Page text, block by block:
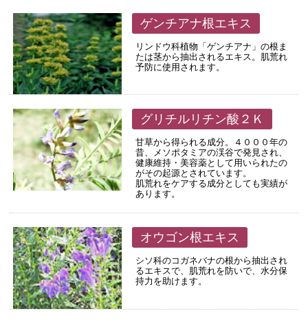
ゲンチアナ根エキス
リンドウ科植物「ゲンチアナ」の根ま
たは茎から抽出されるエキス。肌荒れ
予防に使用されます。
グリチルリチン酸２Ｋ
甘草から得られる成分。４０００年の
昔、メソポタミアの渓谷で発見され、
健康維持・美容薬として用いられたの
がその起源とされています。
肌荒れをケアする成分としても実績が
あります。
オウゴン根エキス
シソ科のコガネバナの根から抽出され
るエキスで、肌荒れを防いで、水分保
持力を助けます。